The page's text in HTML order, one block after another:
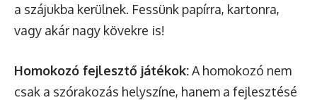
a szájukba kerülnek. Fessünk papírra, kartonra,
vagy akár nagy kövekre is!
Homokozó fejlesztő játékok:A homokozó nem
csak a szórakozás helyszíne, hanem a fejlesztésé